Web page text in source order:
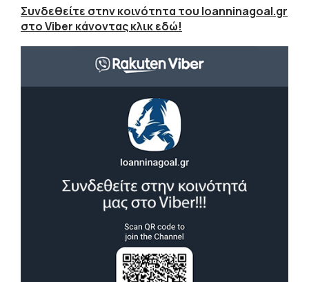
Συνδεθείτε στην κοινότητα του Ioanninagoal.gr
στο Viber κάνοντας κλικ εδώ!